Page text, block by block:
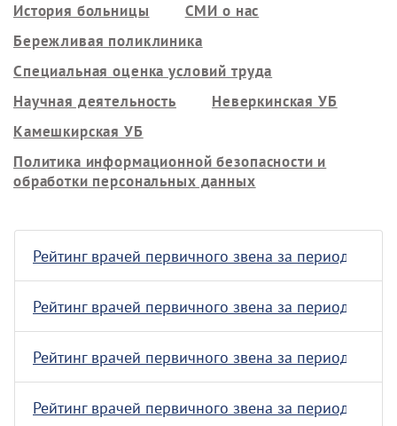
История больницы
СМИ о нас
Бережливая поликлиника
Специальная оценка условий труда
Научная деятельность
Неверкинская УБ
Камешкирская УБ
Политика информационной безопасности и
обработки персональных данных
Рейтинг врачей первичного звена за период с
Рейтинг врачей первичного звена за период с
Рейтинг врачей первичного звена за период с
Рейтинг врачей первичного звена за период с